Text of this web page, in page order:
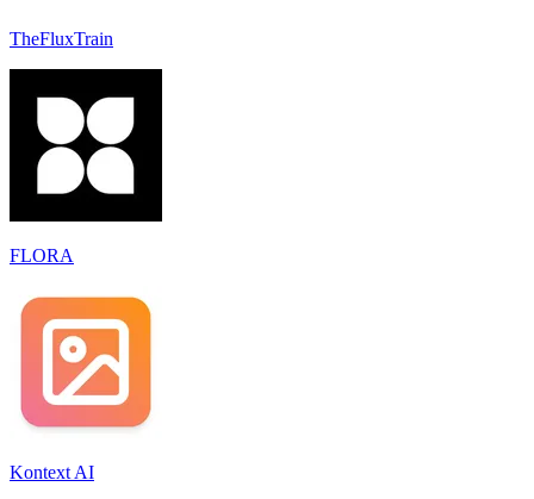
TheFluxTrain
FLORA
Kontext AI